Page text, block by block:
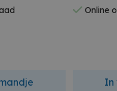
Online
In